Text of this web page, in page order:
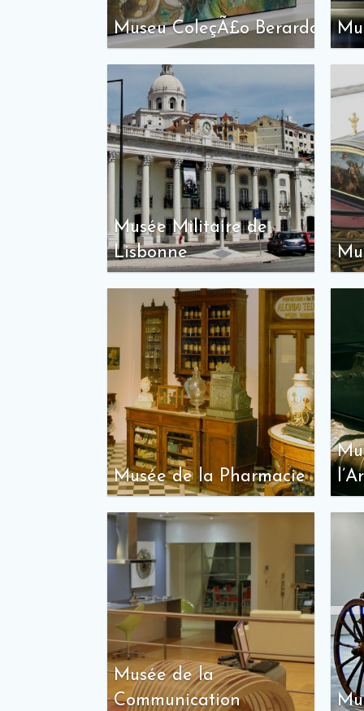
Museu ColeçÃ£o Berardo
Musée Militaire de
Lisbonne
Musée de la Pharmacie
Musée de la
Communication